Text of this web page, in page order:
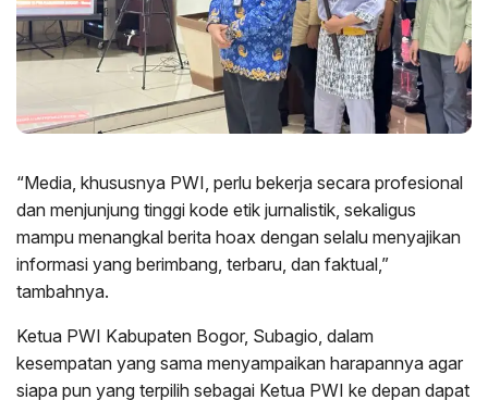
“Media, khususnya PWI, perlu bekerja secara profesional
dan menjunjung tinggi kode etik jurnalistik, sekaligus
mampu menangkal berita hoax dengan selalu menyajikan
informasi yang berimbang, terbaru, dan faktual,”
tambahnya.
Ketua PWI Kabupaten Bogor, Subagio, dalam
kesempatan yang sama menyampaikan harapannya agar
siapa pun yang terpilih sebagai Ketua PWI ke depan dapat